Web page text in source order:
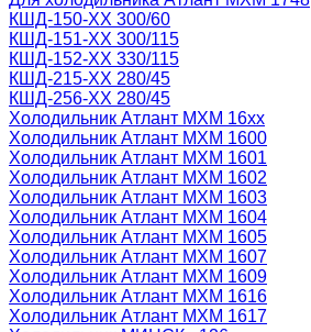
КШД-150-ХХ 300/60
КШД-151-ХХ 300/115
КШД-152-ХХ 330/115
КШД-215-ХХ 280/45
КШД-256-ХХ 280/45
Холодильник Атлант МХМ 16xx
Холодильник Атлант МХМ 1600
Холодильник Атлант МХМ 1601
Холодильник Атлант МХМ 1602
Холодильник Атлант МХМ 1603
Холодильник Атлант МХМ 1604
Холодильник Атлант МХМ 1605
Холодильник Атлант МХМ 1607
Холодильник Атлант МХМ 1609
Холодильник Атлант МХМ 1616
Холодильник Атлант МХМ 1617